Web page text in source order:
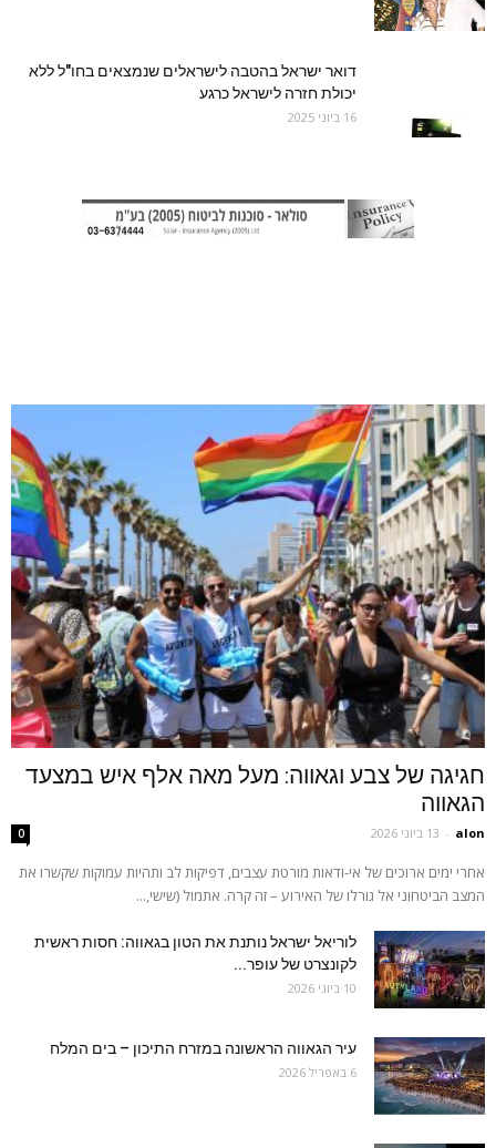
דואר ישראל בהטבה לישראלים שנמצאים בחו"ל ללא
יכולת חזרה לישראל כרגע
16 ביוני 2025
חגיגה של צבע וגאווה: מעל מאה אלף איש במצעד
הגאווה
alon
- 13 ביוני 2026 0
אחרי ימים ארוכים של אי-ודאות מורטת עצבים, דפיקות לב ותהיות עמוקות שקשרו את
המצב הביטחוני אל גורלו של האירוע – זה קרה. אתמול (שישי,...
לוריאל ישראל נותנת את הטון בגאווה: חסות ראשית
לקונצרט של עופר...
10 ביוני 2026
עיר הגאווה הראשונה במזרח התיכון – בים המלח
6 באפריל 2026